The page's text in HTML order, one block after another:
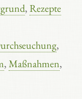
,Rezepte
,
,Maßnahmen,